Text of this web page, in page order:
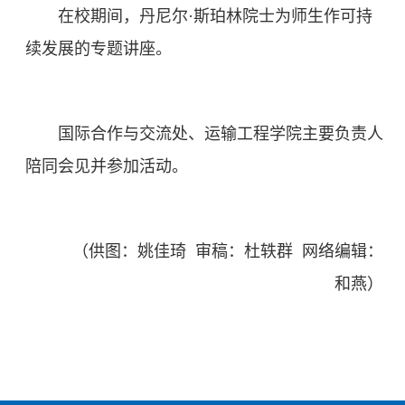
在校期间，丹尼尔·斯珀林院士为师生作可持
续发展的专题讲座。
国际合作与交流处、运输工程学院主要负责人
陪同会见并参加活动。
（供图：姚佳琦 审稿：杜轶群 网络编辑：
和燕）